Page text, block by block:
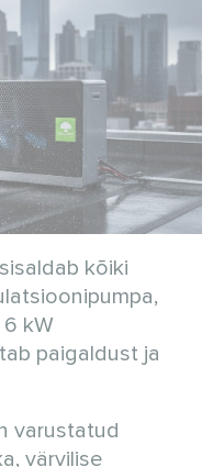
sisaldab kõiki
kW
paigaldust ja
varustatud
värvilise